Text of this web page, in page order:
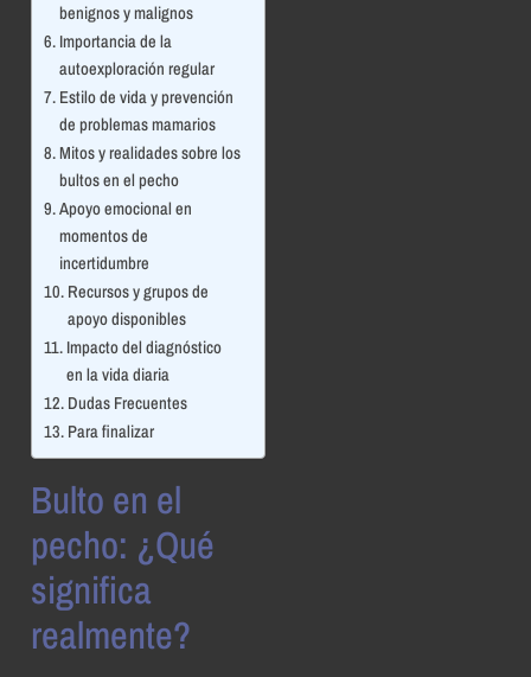
benignos y malignos
Importancia de la
autoexploración regular
Estilo de vida y prevención
de problemas mamarios
Mitos y realidades sobre los
bultos en el pecho
Apoyo emocional en
momentos de
incertidumbre
Recursos y grupos de
apoyo disponibles
Impacto del diagnóstico
en la vida diaria
Dudas Frecuentes
Para finalizar
Bulto en el
pecho: ¿Qué
significa
realmente?